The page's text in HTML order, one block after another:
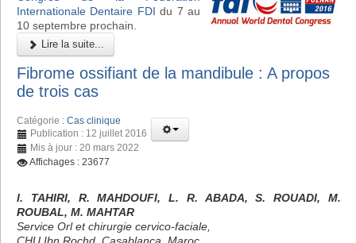
Internationale Dentaire FDI du 7 au
10 septembre prochain.
Lire la suite...
Fibrome ossifiant de la mandibule : A propos
de trois cas
Catégorie : Cas clinique
Publication : 12 juillet 2016
Mis à jour : 20 mars 2022
Affichages : 23677
I. TAHIRI, R. MAHDOUFI, L. R. ABADA, S. ROUADI, M.
ROUBAL, M. MAHTAR
Service Orl et chirurgie cervico-faciale,
CHU Ibn Rochd, Casablanca, Maroc